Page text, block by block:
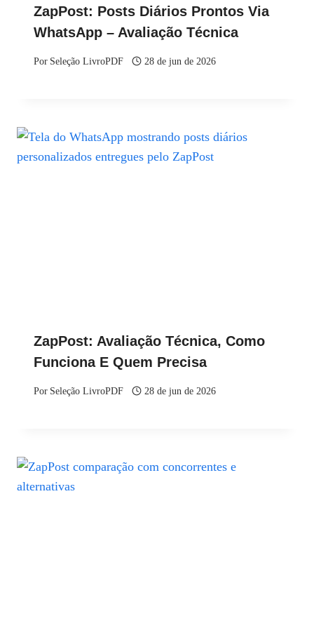
ZapPost: Posts Diários Prontos Via
WhatsApp – Avaliação Técnica
Por Seleção LivroPDF 28 de jun de 2026
ZapPost: Avaliação Técnica, Como
Funciona E Quem Precisa
Por Seleção LivroPDF 28 de jun de 2026